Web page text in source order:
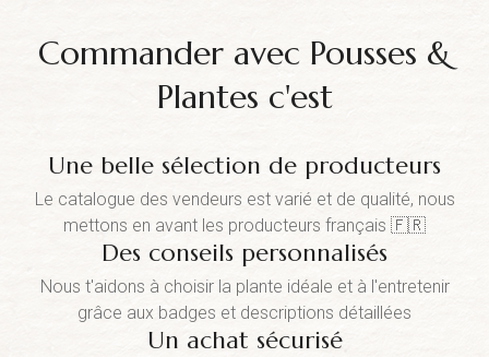
Commander avec Pousses &
Plantes c'est
Une belle sélection de producteurs
Le catalogue des vendeurs est varié et de qualité, nous
mettons en avant les producteurs français 🇫🇷
Des conseils personnalisés
Nous t'aidons à choisir la plante idéale et à l'entretenir
grâce aux badges et descriptions détaillées
Un achat sécurisé